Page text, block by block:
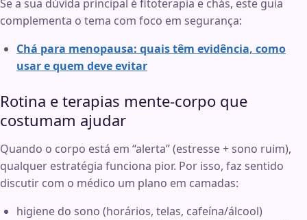
Se a sua dúvida principal é fitoterapia e chás, este guia
complementa o tema com foco em segurança:
Chá para menopausa: quais têm evidência, como
usar e quem deve evitar
Rotina e terapias mente-corpo que
costumam ajudar
Quando o corpo está em “alerta” (estresse + sono ruim),
qualquer estratégia funciona pior. Por isso, faz sentido
discutir com o médico um plano em camadas:
higiene do sono (horários, telas, cafeína/álcool)